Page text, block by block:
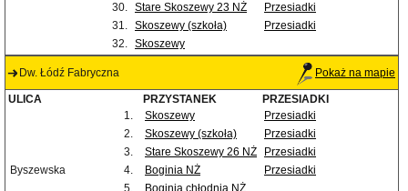
30. Stare Skoszewy 23 NŻ
Przesiadki
31. Skoszewy (szkoła)
Przesiadki
32. Skoszewy
Dw. Łódź Fabryczna Pokaż na mapie
ULICA PRZYSTANEK
PRZESIADKI
1.
Skoszewy
Przesiadki
2.
Skoszewy (szkoła)
Przesiadki
3.
Stare Skoszewy 26 NŻ
Przesiadki
Byszewska
4. Boginia NŻ
Przesiadki
5.
Boginia chłodnia NŻ